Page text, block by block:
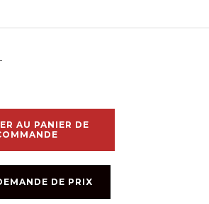
AU PANIER DE
DE PRIX